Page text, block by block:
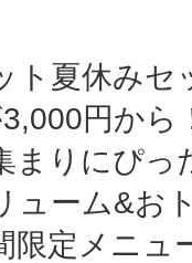
ト夏休みセ
円から
まりにぴっ
ューム&おト
限定メニュ